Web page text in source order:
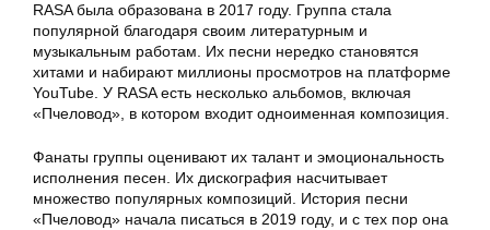
RASA была образована в 2017 году. Группа стала
популярной благодаря своим литературным и
музыкальным работам. Их песни нередко становятся
хитами и набирают миллионы просмотров на платформе
YouTube. У RASA есть несколько альбомов, включая
«Пчеловод», в котором входит одноименная композиция.
Фанаты группы оценивают их талант и эмоциональность
исполнения песен. Их дискография насчитывает
множество популярных композиций. История песни
«Пчеловод» начала писаться в 2019 году, и с тех пор она